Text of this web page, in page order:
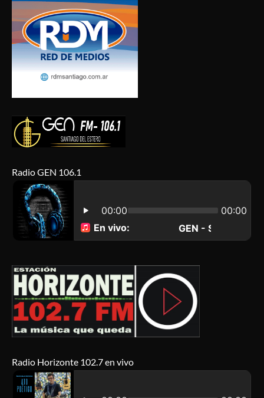
Radio GEN 106.1
Radio Horizonte 102.7 en vivo